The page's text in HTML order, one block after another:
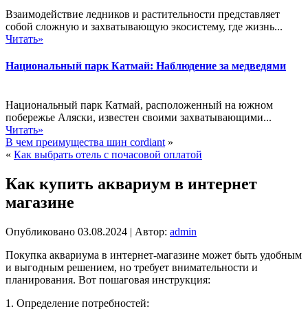
Взаимодействие ледников и растительности представляет
собой сложную и захватывающую экосистему, где жизнь...
Читать»
Национальный парк Катмай: Наблюдение за медведями
Национальный парк Катмай, расположенный на южном
побережье Аляски, известен своими захватывающими...
Читать»
В чем преимущества шин cordiant »
« Как выбрать отель с почасовой оплатой
Как купить аквариум в интернет
магазине
Опубликовано 03.08.2024 | Автор: admin
Покупка аквариума в интернет-магазине может быть удобным
и выгодным решением, но требует внимательности и
планирования. Вот пошаговая инструкция:
1. Определение потребностей: